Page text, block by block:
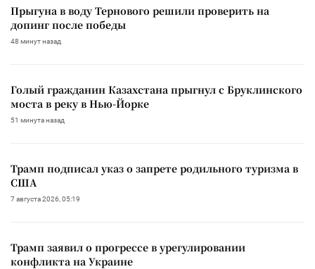
Прыгуна в воду Тернового решили проверить на
допинг после победы
48 минут назад
Голый гражданин Казахстана прыгнул с Бруклинского
моста в реку в Нью-Йорке
51 минута назад
Трамп подписал указ о запрете родильного туризма в
США
7 августа 2026, 05:19
Трамп заявил о прогрессе в урегулировании
конфликта на Украине